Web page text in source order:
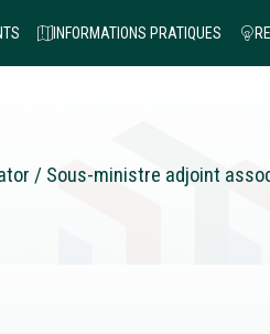
INFORMATIONS PRATIQUES
/ Sous-ministre adjoint